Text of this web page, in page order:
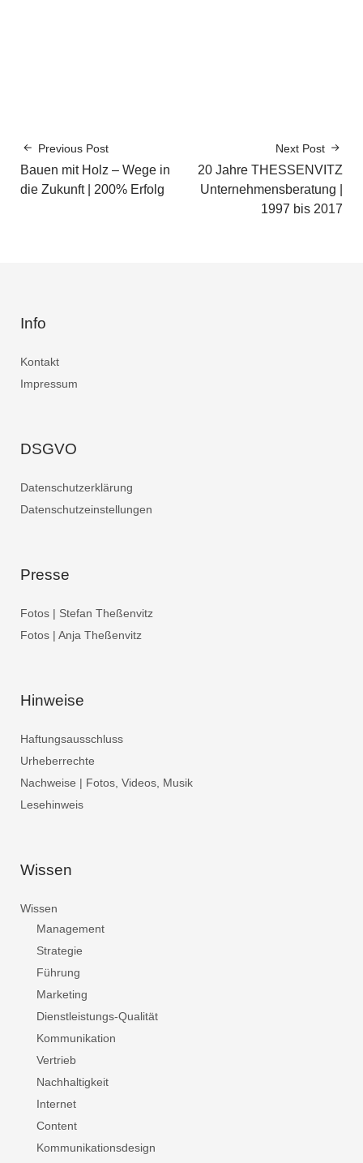
Previous Post
Bauen mit Holz – Wege in
die Zukunft | 200% Erfolg
Next Post
20 Jahre THESSENVITZ
Unternehmensberatung |
1997 bis 2017
Info
Kontakt
Impressum
DSGVO
Datenschutzerklärung
Datenschutzeinstellungen
Presse
Fotos | Stefan Theßenvitz
Fotos | Anja Theßenvitz
Hinweise
Haftungsausschluss
Urheberrechte
Nachweise | Fotos, Videos, Musik
Lesehinweis
Wissen
Wissen
Management
Strategie
Führung
Marketing
Dienstleistungs-Qualität
Kommunikation
Vertrieb
Nachhaltigkeit
Internet
Content
Kommunikationsdesign